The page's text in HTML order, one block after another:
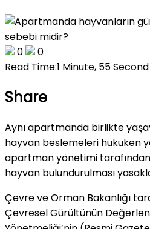
0
0
Read Time:1 Minute, 55 Second
Share
Aynı apartmanda birlikte
hayvan beslemeleri hukuken
apartman yönetimi
hayvan bulundurulması
Çevre ve Orman Bakanlığı
Çevresel Gürültünün